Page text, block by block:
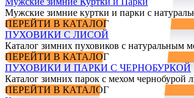
Мужские зимние куртки и парки с
ПЕРЕЙТИ В КАТАЛОГ
ПУХОВИКИ С ЛИСОЙ
Каталог зимних пуховиков с натуральным
ПЕРЕЙТИ В КАТАЛОГ
ПУХОВИКИ И ПАРКИ С ЧЕРНОБУРКОЙ
Каталог зимних парок с мехом чернобурой
ПЕРЕЙТИ В КАТАЛОГ